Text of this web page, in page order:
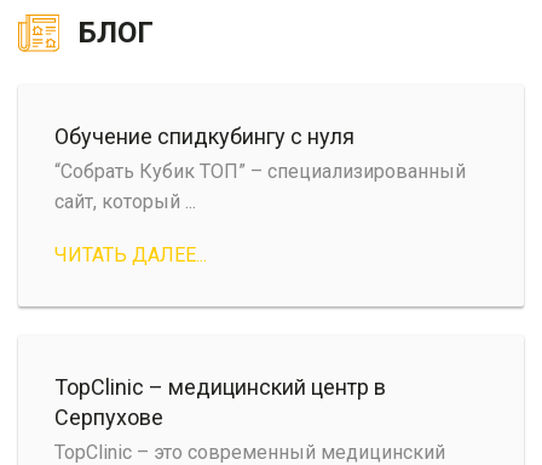
БЛОГ
Обучение спидкубингу с нуля
“Собрать Кубик ТОП” – специализированный
сайт, который ...
ЧИТАТЬ ДАЛЕЕ...
TopClinic – медицинский центр в
Серпухове
TopClinic – это современный медицинский